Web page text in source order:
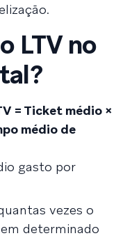
LTV no
= Ticket médio ×
médio de
gasto por
vezes o
determinado